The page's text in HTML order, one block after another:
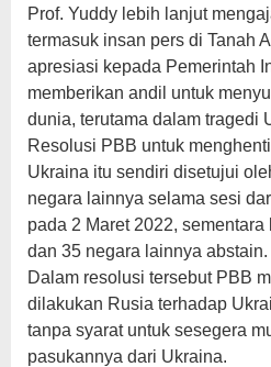
Prof. Yuddy lebih lanjut
termasuk insan pers di Tanah
apresiasi kepada Pemerintah
memberikan andil untuk
dunia, terutama dalam tragedi
Resolusi PBB untuk
Ukraina itu sendiri disetujui
negara lainnya selama sesi
pada 2 Maret 2022,
dan 35 negara lainnya abstain.
Dalam resolusi tersebut PBB
dilakukan Rusia terhadap
tanpa syarat untuk sesegera
pasukannya dari Ukraina.